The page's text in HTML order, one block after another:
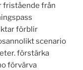
fristående från
förblir
scenario
förstärka
förvärva